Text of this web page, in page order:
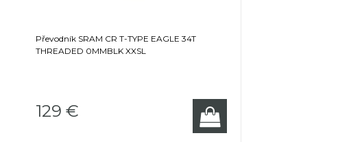
Převodník SRAM CR T-TYPE EAGLE 34T
THREADED 0MMBLK XXSL
129 €